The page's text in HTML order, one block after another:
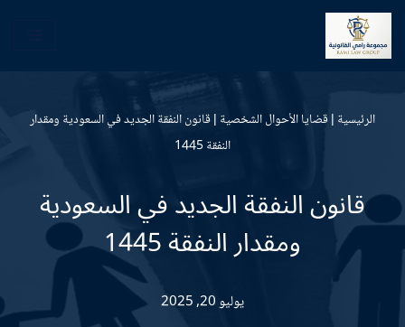
تخطى
الرئيسية |قضايا الأحوال الشخصية |قانون النفقة الجديد في السعودية ومقدار
النفقة 1445
قانون النفقة الجديد في السعودية
ومقدار النفقة 1445
يوليو 20, 2025